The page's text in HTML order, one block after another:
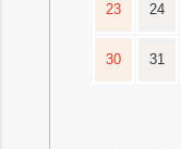
23 24
30 31